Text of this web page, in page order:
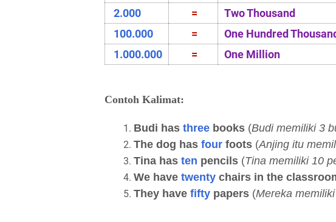
2.000
=
Two Thousand
100.000
=
One Hundred
1.000.000
= One Million
Contoh Kalimat:
Budi has three books (Budi memiliki 3
The dog has four foots (Anjing itu
Tina has ten pencils (Tina memiliki 10
We have twenty chairs in the
They have fifty papers (Mereka